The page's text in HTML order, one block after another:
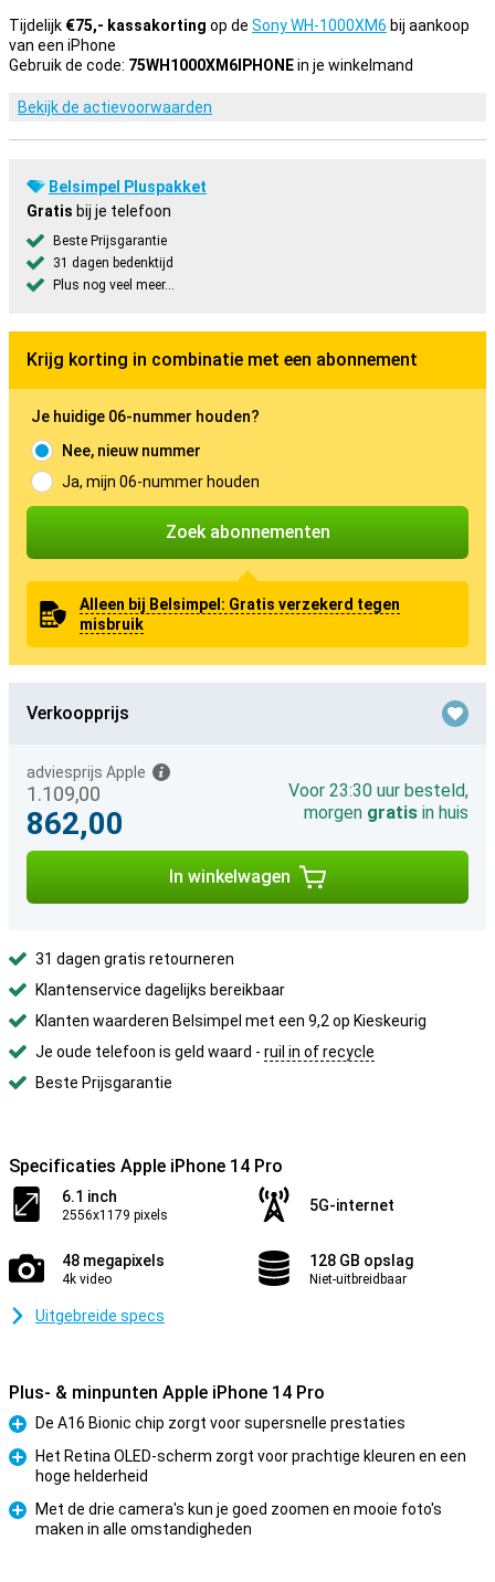
Tijdelijk €75,- kassakorting op de Sony WH-1000XM6 bij aankoop
van een iPhone
Gebruik de code: 75WH1000XM6IPHONEin je winkelmand
Bekijk de actievoorwaarden
Belsimpel Pluspakket
Gratis bij je telefoon
Beste Prijsgarantie
31 dagen bedenktijd
Plus nog veel meer...
Krijg korting in combinatie met een abonnement
Je huidige 06-nummer houden?
Nee, nieuw nummer
Ja, mijn 06-nummer houden
Zoek abonnementen
Alleen bij Belsimpel: Gratis verzekerd tegen
misbruik
Verkoopprijs
1.109,00
adviesprijs Apple
862,00
Voor 23:30 uur besteld,
morgen gratis in huis
In winkelwagen
31 dagen gratis retourneren
Klantenservice dagelijks bereikbaar
Klanten waarderen Belsimpel met een 9,2 op Kieskeurig
Je oude telefoon is geld waard - ruil in of recycle
Beste Prijsgarantie
Specificaties Apple iPhone 14 Pro
6.1 inch
2556x1179 pixels
5G-internet
48 megapixels
4k video
128 GB opslag
Niet-uitbreidbaar
Uitgebreide specs
Plus- & minpunten Apple iPhone 14 Pro
Pluspunt
De A16 Bionic chip zorgt voor supersnelle prestaties
Pluspunt
Het Retina OLED-scherm zorgt voor prachtige kleuren en een
hoge helderheid
Pluspunt
Met de drie camera's kun je goed zoomen en mooie foto's
maken in alle omstandigheden